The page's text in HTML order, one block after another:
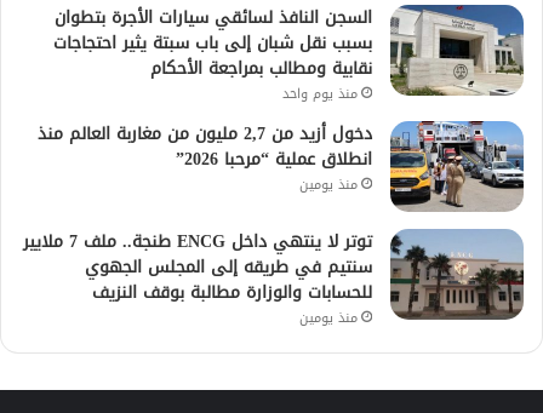
السجن النافذ لسائقي سيارات الأجرة بتطوان
بسبب نقل شبان إلى باب سبتة يثير احتجاجات
نقابية ومطالب بمراجعة الأحكام
منذ يوم واحد
دخول أزيد من 2,7 مليون من مغاربة العالم منذ
انطلاق عملية “مرحبا 2026”
منذ يومين
توتر لا ينتهي داخل ENCG طنجة.. ملف 7 ملايير
سنتيم في طريقه إلى المجلس الجهوي
للحسابات والوزارة مطالبة بوقف النزيف
منذ يومين